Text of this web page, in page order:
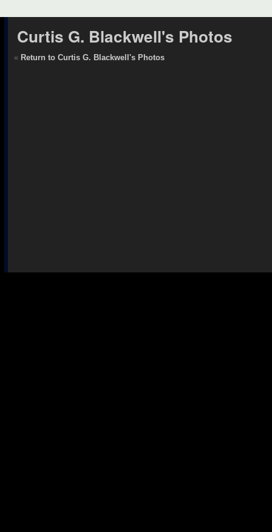
Curtis G. Blackwell's Photos
« Return to Curtis G. Blackwell's Photos